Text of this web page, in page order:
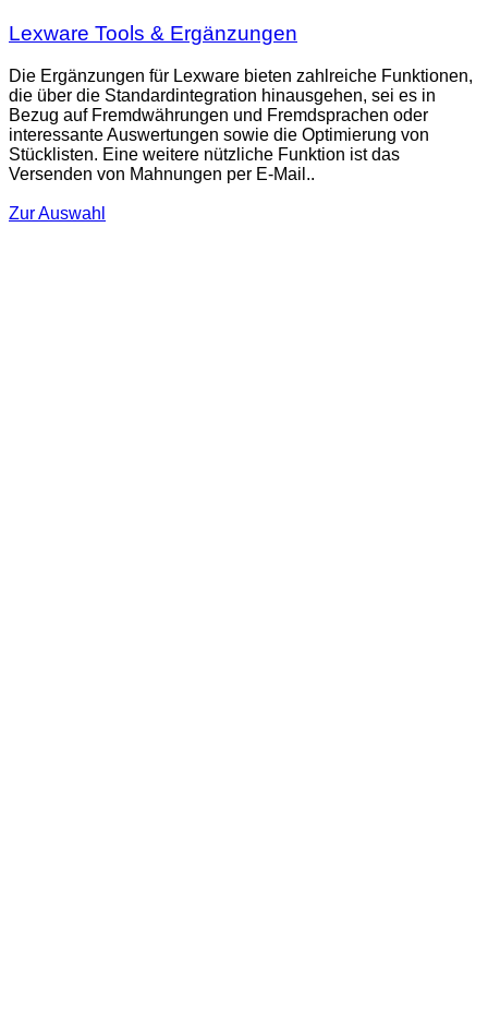
Lexware Tools & Ergänzungen
Die Ergänzungen für Lexware bieten zahlreiche Funktionen,
die über die Standardintegration hinausgehen, sei es in
Bezug auf Fremdwährungen und Fremdsprachen oder
interessante Auswertungen sowie die Optimierung von
Stücklisten. Eine weitere nützliche Funktion ist das
Versenden von Mahnungen per E-Mail..
Zur Auswahl